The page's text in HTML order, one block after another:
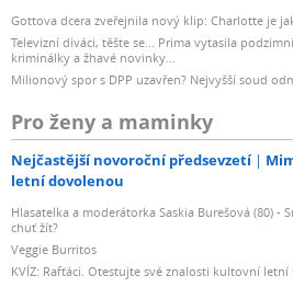
Gottova dcera zveřejnila nový klip: Charlotte je
Televizní diváci, těšte se... Prima vytasila
kriminálky a žhavé novinky...
Milionový spor s DPP uzavřen? Nejvyšší soud
Pro ženy a maminky
Nejčastější novoroční předsevzetí
letní dovolenou
Hlasatelka a moderátorka Saskia Burešová (80) -
chuť žít?
Veggie Burritos
KVÍZ: Rafťáci. Otestujte své znalosti kultovní letní